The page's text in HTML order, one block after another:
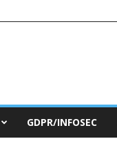
GDPR/INFOSEC